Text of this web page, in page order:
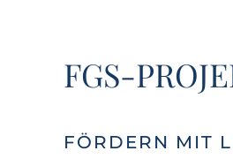
FGS-
FÖRDERN MIT